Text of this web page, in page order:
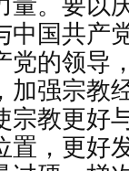
中国共产
党的领导
加强宗教
宗教更好
置，更好